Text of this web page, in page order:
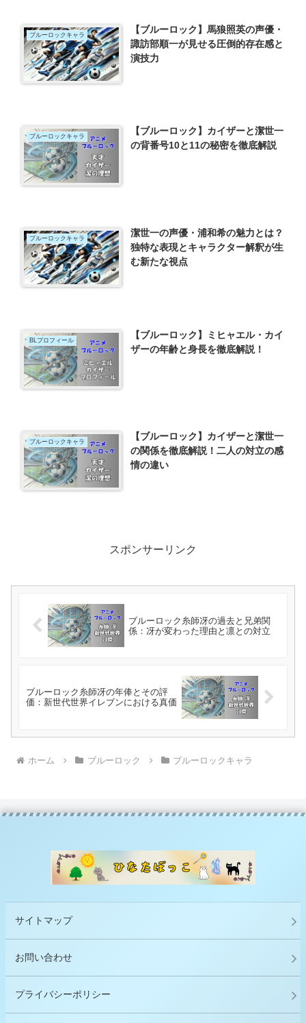
ブルーロックキャラ
【ブルーロック】馬狼照英の声優・
諏訪部順一が見せる圧倒的存在感と
演技力
ブルーロックキャラ
【ブルーロック】カイザーと潔世一
の背番号10と11の秘密を徹底解説
ブルーロックキャラ
潔世一の声優・浦和希の魅力とは？
独特な表現とキャラクター解釈が生
む新たな視点
BLプロフィール
【ブルーロック】ミヒャエル・カイ
ザーの年齢と身長を徹底解説！
ブルーロックキャラ
【ブルーロック】カイザーと潔世一
の関係を徹底解説！二人の対立の感
情の違い
スポンサーリンク
ブルーロック糸師冴の過去と兄弟関
係：冴が変わった理由と凛との対立
ブルーロック糸師冴の年俸とその評
価：新世代世界イレブンにおける真価
ホーム ブルーロック ブルーロックキャラ
サイトマップ
お問い合わせ
プライバシーポリシー